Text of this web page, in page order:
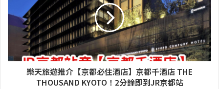
樂天旅遊推介【京都必住酒店】京都千酒店 THE
THOUSAND KYOTO！2分鐘即到JR京都站